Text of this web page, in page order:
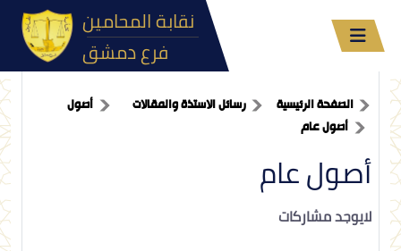
فرع دمشق
الصفحة الرئيسية رسائل الاستذة والمقالات
أصول
أصول عام
أصول عام
لايوجد مشاركات